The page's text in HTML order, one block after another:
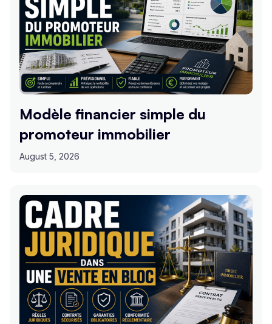
Modèle financier simple du
promoteur immobilier
August 5, 2026